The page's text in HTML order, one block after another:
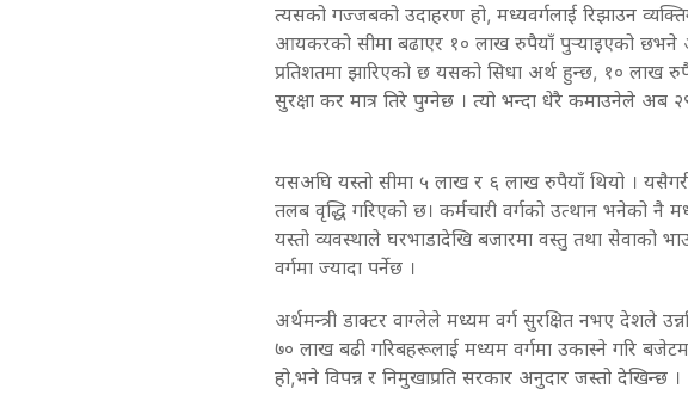
त्यसको गज्जबको उदाहरण हो, मध्यवर्गलाई रिझाउन
आयकरको सीमा बढाएर १० लाख रुपैयाँ पुर्‍याइएको छभने
प्रतिशतमा झारिएको छ यसको सिधा अर्थ हुन्छ, १० लाख
सुरक्षा कर मात्र तिरे पुग्नेछ । त्यो भन्दा धेरै कमाउनेले अब २९
यसअघि यस्तो सीमा ५ लाख र ६ लाख रुपैयाँ थियो ।
तलब वृद्धि गरिएको छ। कर्मचारी वर्गको उत्थान भनेको नै
यस्तो व्यवस्थाले घरभाडादेखि बजारमा वस्तु तथा
वर्गमा ज्यादा पर्नेछ ।
अर्थमन्त्री डाक्टर वाग्लेले मध्यम वर्ग सुरक्षित नभए देशले
७० लाख बढी गरिबहरूलाई मध्यम वर्गमा उकास्ने गरि
हो,भने विपन्न र निमुखाप्रति सरकार अनुदार जस्तो देखिन्छ ।